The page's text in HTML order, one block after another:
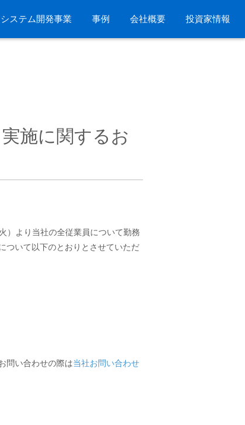
システム開発事業 事例 会社概要 投資家情報
施に関するお
）より当社の全従業員について勤務
ついて以下のとおりとさせていただ
問い合わせの際は当社お問い合わせ